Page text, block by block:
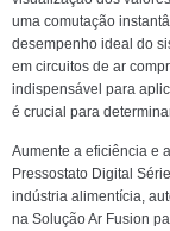
uma comutação
desempenho ideal do
em circuitos de ar
indispensável para
é crucial para
Aumente a eficiência e
Pressostato Digital
indústria alimentícia,
na Solução Ar Fusion